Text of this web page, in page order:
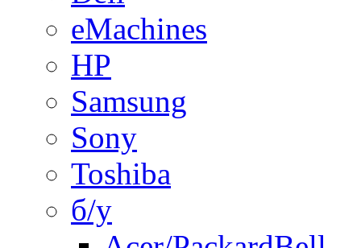
eMachines
HP
Samsung
Sony
Toshiba
б/у